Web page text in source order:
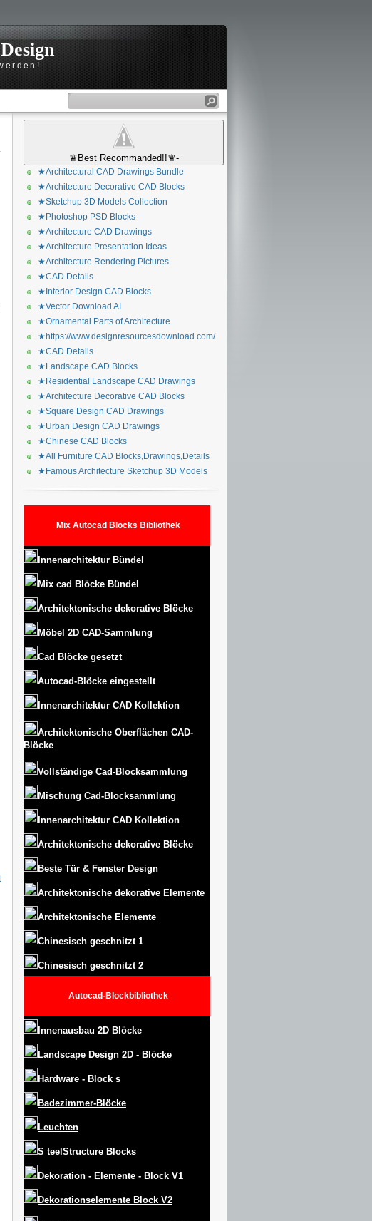
♛Best Recommanded!!♛-
★Architectural CAD Drawings Bundle
★Architecture Decorative CAD Blocks
★Sketchup 3D Models Collection
★Photoshop PSD Blocks
★Architecture CAD Drawings
★Architecture Presentation Ideas
★Architecture Rendering Pictures
★CAD Details
★Interior Design CAD Blocks
★Vector Download AI
★Ornamental Parts of Architecture
★https://www.designresourcesdownload.com/
★CAD Details
★Landscape CAD Blocks
★Residential Landscape CAD Drawings
★Architecture Decorative CAD Blocks
★Square Design CAD Drawings
★Urban Design CAD Drawings
★Chinese CAD Blocks
★All Furniture CAD Blocks,Drawings,Details
★Famous Architecture Sketchup 3D Models
Mix Autocad Blocks Bibliothek
Innenarchitektur Bündel
Mix cad Blöcke Bündel
Architektonische dekorative Blöcke
Möbel 2D CAD-Sammlung
Cad Blöcke gesetzt
Autocad-Blöcke eingestellt
Innenarchitektur CAD Kollektion
Architektonische Oberflächen CAD-
Blöcke
Vollständige Cad-Blocksammlung
Mischung Cad-Blocksammlung
Innenarchitektur CAD Kollektion
Architektonische dekorative Blöcke
Beste Tür & Fenster Design
Architektonische dekorative Elemente
Architektonische Elemente
Chinesisch geschnitzt 1
Chinesisch geschnitzt 2
Autocad-Blockbibliothek
Innenausbau 2D Blöcke
Landscape Design 2D - Blöcke
Hardware - Block s
Badezimmer-Blöcke
Leuchten
S teel Structure Blocks
Dekoration - Elemente - Block V1
Dekorationselemente Block V2